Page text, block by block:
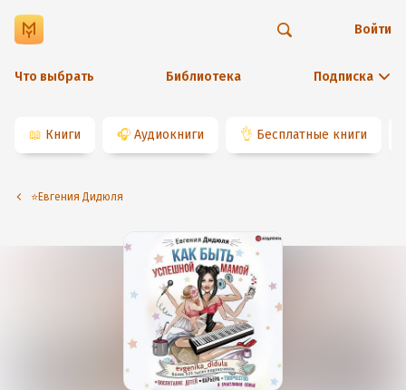
Что выбрать Библиотека Подписка
Войти
📖 Книги 🎧 Аудиокниги 👌 Бесплатные книги
⭐️Евгения Дидюля